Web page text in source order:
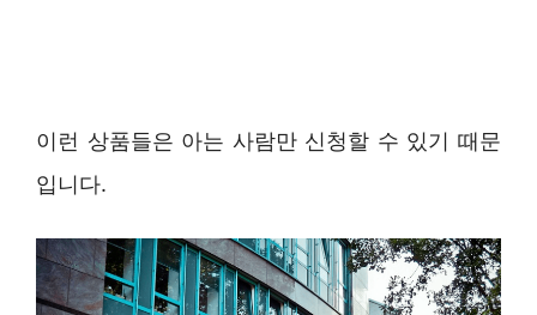
이런 상품들은 아는 사람만 신청할 수 있기 때문
입니다.